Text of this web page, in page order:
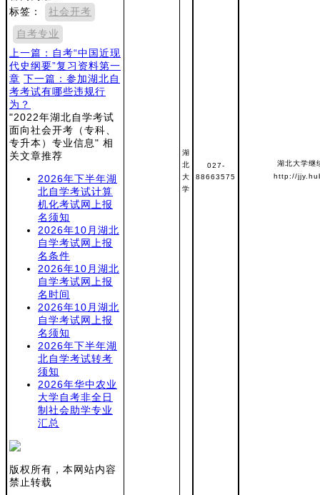
湖
北
大
学
027-
88663575
湖北大学继
http://
标签：
社会开考
自考专业
上一篇：自考“中国近现
代史纲要”复习资料第一
章 下一篇：参加湖北自
考考试有哪些违规行
为？
"2022年湖北自学考试
面向社会开考（专科、
专升本）专业信息" 相
关文章推荐
2026年下半年湖
北自学考试计算
机化考试网上报
名须知
2026年10月湖北
自学考试网上报
名条件
2026年10月湖北
自学考试网上报
名时间
2026年10月湖北
自学考试网上报
名须知
2026年下半年湖
北自学考试转考
须知
2026年华中农业
大学自考非全日
制社会助学专业
汇总
版权所有，本网站内容
禁止转载